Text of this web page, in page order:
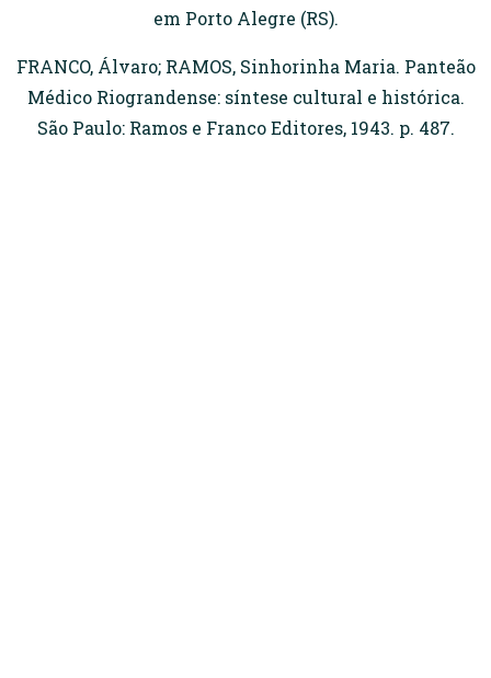
em Porto Alegre (RS).
FRANCO, Álvaro; RAMOS, Sinhorinha Maria. Panteão
Médico Riograndense: síntese cultural e histórica.
São Paulo: Ramos e Franco Editores, 1943. p. 487.